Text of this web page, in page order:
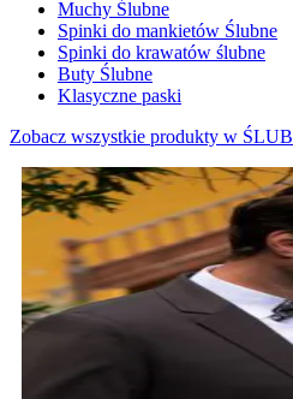
Muchy Ślubne
Spinki do mankietów Ślubne
Spinki do krawatów ślubne
Buty Ślubne
Klasyczne paski
Zobacz wszystkie produkty w ŚLUB